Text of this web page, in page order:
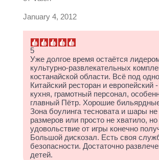
January 4, 2012
5
Уже долгое время остаётся
культурно-развлекательных
костанайской области. Всё под
Китайский ресторан и европейский
кухня, грамотный персонал,
главный Пётр. Хорошие
Зона боулинга тесновата и шары не
размеров или просто не хватило, но
удовольствие от игры конечно
Большой дискозал. Есть своя
безопасности. Достаточно
детей.